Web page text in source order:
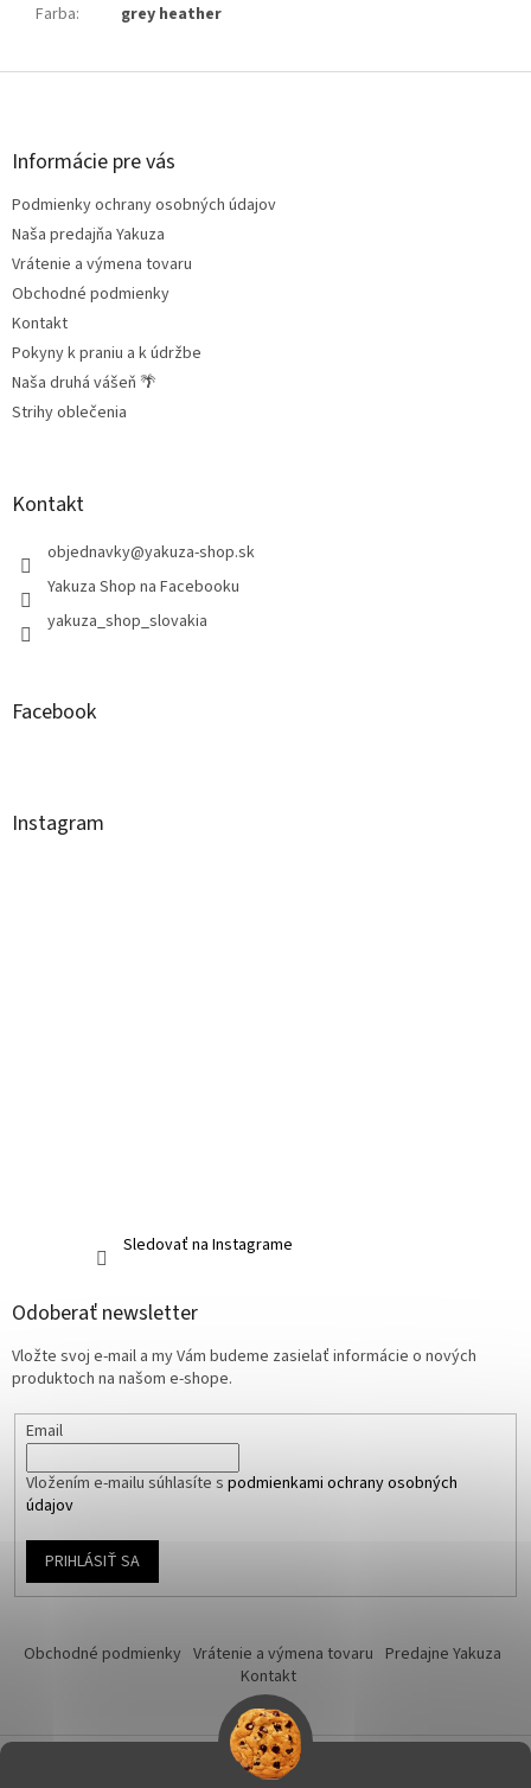
Farba: grey heather
Z
Informácie pre vás
Podmienky ochrany osobných údajov
Naša predajňa Yakuza
Vrátenie a výmena tovaru
Obchodné podmienky
Kontakt
Pokyny k praniu a k údržbe
Naša druhá vášeň 🌴
Strihy oblečenia
Kontakt
objednavky@yakuza-shop.sk
Yakuza Shop na Facebooku
yakuza_shop_slovakia
Facebook
Instagram
Sledovať na Instagrame
Odoberať newsletter
Vložte svoj e-mail a my Vám budeme zasielať informácie o nových
produktoch na našom e-shope.
Email
Vložením e-mailu súhlasíte s podmienkami ochrany osobných
údajov
PRIHLÁSIŤ SA
Obchodné podmienky Vrátenie a výmena tovaru Predajne Yakuza
Kontakt